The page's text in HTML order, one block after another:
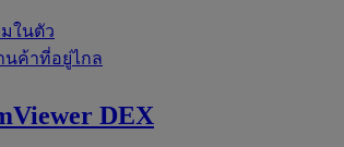
ในตัว
นค้าที่อยู่ไกล
DEX